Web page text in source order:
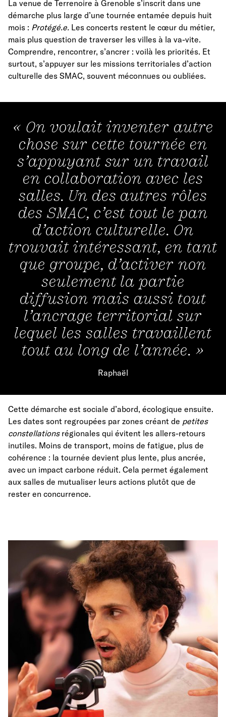
La venue de Terrenoire à Grenoble s’inscrit dans une
démarche plus large d’une tournée entamée depuis huit
mois : Protégé.e. Les concerts restent le cœur du métier,
mais plus question de traverser les villes à la va-vite.
Comprendre, rencontrer, s’ancrer : voilà les priorités. Et
surtout, s’appuyer sur les missions territoriales d’action
culturelle des SMAC, souvent méconnues ou oubliées.
« On voulait inventer autre
chose sur cette tournée en
s’appuyant sur un travail
en collaboration avec les
salles. Un des autres rôles
des SMAC, c’est tout le pan
d’action culturelle. On
trouvait intéressant, en tant
que groupe, d’activer non
seulement la partie
diffusion mais aussi tout
l’ancrage territorial sur
lequel les salles travaillent
tout au long de l’année. »
Raphaël
Cette démarche est sociale d’abord, écologique ensuite.
Les dates sont regroupées par zones créant de petites
constellationsrégionales qui évitent les allers-retours
inutiles. Moins de transport, moins de fatigue, plus de
cohérence : la tournée devient plus lente, plus ancrée,
avec un impact carbone réduit. Cela permet également
aux salles de mutualiser leurs actions plutôt que de
rester en concurrence.